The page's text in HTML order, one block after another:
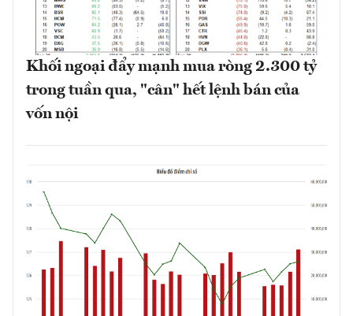
Khối ngoại đẩy mạnh mua ròng 2.300 tỷ
trong tuần qua, "cân" hết lệnh bán của
vốn nội